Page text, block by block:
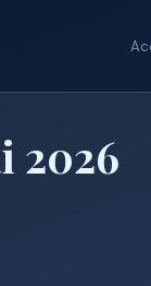
2026